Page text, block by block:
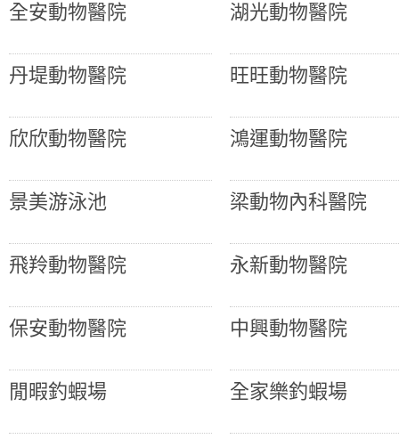
全安動物醫院 湖光動物醫院
丹堤動物醫院 旺旺動物醫院
欣欣動物醫院 鴻運動物醫院
景美游泳池 梁動物內科醫院
飛羚動物醫院 永新動物醫院
保安動物醫院 中興動物醫院
閒暇釣蝦場 全家樂釣蝦場